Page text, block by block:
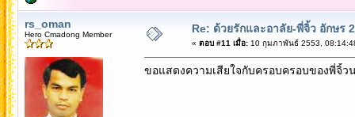
rs_oman
Hero Cmadong Member Re: ด้วยรักและอาลัย-พี่จิ้ว อักษร
« ตอบ #11 เมื่อ:10 กุมภาพันธ์ 2553,
ขอแสดงความเสียใจกับครอบครอบของพี่จิ้ว